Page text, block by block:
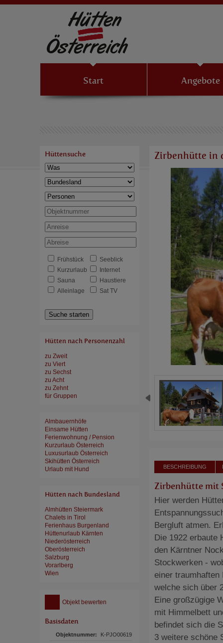
Start Angebote
Hüttensuche
Frühstück
Seeblick
Kurzurlaub
Internet
Sauna
Haustiere
Alleinlage
Sat TV
Suche starten
Hütten nach Personenzahl
zu Zweit
zu Viert
zu Sechst
zu Acht
zu Zehnt
für Gruppen
Almbauernhöfe
Einsame Hütten
Ferienwohnung / Pension
Kurzurlaub Österreich
Luxusurlaub Österreich
Skihütten Österreich
Urlaub mit Hund
Hütten nach Bundesland
Almhütten Steiermark
Chalets in Tirol
Ferienhaus Burgenland
Hüttenurlaub Kärnten
Niederösterreich
Oberösterreich
Salzburg
Vorarlberg
Wien
Objekt bewerten
Basisdaten
Objektnummer: K-PJO00619
Zirbenhütte in
BESCHREIBUNG
Zirbenhütte mit
Hier werden
Bergluft atmen.
Die 1922 erbaute
den Kärntner
Stockwerken -
einer
welche sich über
Eine großzügige
mit Himmelbett
befindet sich die
3 weitere schöne